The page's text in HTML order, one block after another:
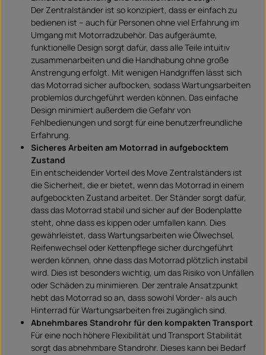
Der Zentralständer ist so konzipiert, dass er einfach zu
bedienen ist – auch für Personen ohne viel Erfahrung im
Umgang mit Motorradzubehör. Das aufgeräumte,
funktionelle Design sorgt dafür, dass alle Teile intuitiv
zusammenarbeiten und die Handhabung ohne große
Anstrengung erfolgt. Mit wenigen Handgriffen lässt sich
das Motorrad sicher aufbocken, sodass Wartungsarbeiten
problemlos durchgeführt werden können. Das einfache
Design minimiert außerdem die Gefahr von
Fehlbedienungen und sorgt für eine benutzerfreundliche
Erfahrung.
Sicheres Arbeiten am Motorrad in aufgebocktem
Zustand
Ein entscheidender Vorteil des Move Zentralständers ist
die Sicherheit, die er bietet, wenn das Motorrad in einem
aufgebockten Zustand arbeitet. Der Ständer sorgt dafür,
dass das Motorrad stabil und sicher auf der Bodenplatte
steht, ohne dass es kippen oder umfallen kann. Dies
gewährleistet, dass Wartungsarbeiten wie Ölwechsel,
Reifenwechsel oder Kettenpflege sicher durchgeführt
werden können, ohne dass das Motorrad plötzlich instabil
wird. Dies ist besonders wichtig, um das Risiko von Unfällen
oder Schäden zu minimieren. Der zentrale Ansatzpunkt
hebt das Motorrad so an, dass sowohl Vorder- als auch
Hinterrad für Wartungsarbeiten frei zugänglich sind.
Abnehmbares Standrohr für den kompakten Transport
Für eine noch höhere Flexibilität und Transport Stabilität
sorgt das abnehmbare Standrohr. Dieses kann bei Bedarf